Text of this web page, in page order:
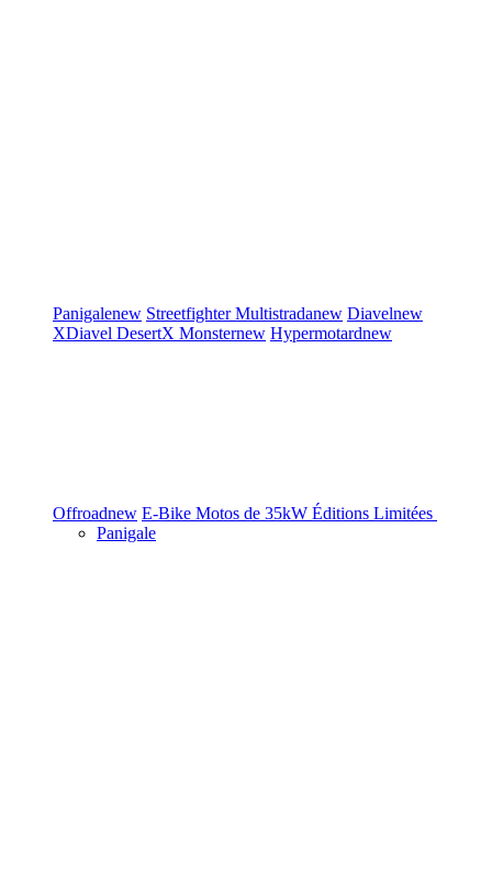
Panigalenew StreetfighterMultistradanew Diavelnew
XDiavel DesertX Monsternew Hypermotardnew
Offroadnew E-Bike Motos de 35kW Éditions Limitées
Panigale